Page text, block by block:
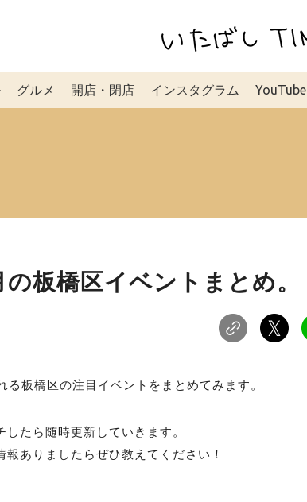
グルメ 開店・閉店 インスタグラム YouTube
板橋区イベントまとめ。
板橋区の注目イベントをまとめてみます。
たら随時更新していきます。
報ありましたらぜひ教えてください！